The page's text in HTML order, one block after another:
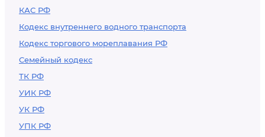
КАС РФ
Кодекс внутреннего водного транспорта
Кодекс торгового мореплавания РФ
Семейный кодекс
ТК РФ
УИК РФ
УК РФ
УПК РФ